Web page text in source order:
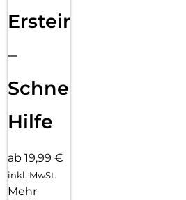
Ersteinrichtung
–
Schnelle
Hilfe
ab 19,99 €
inkl. MwSt.
Mehr